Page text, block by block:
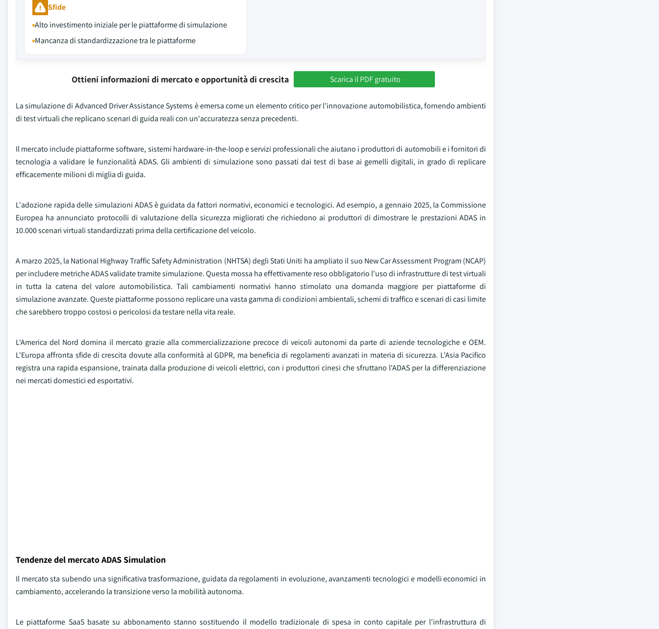
Sfide
Alto investimento iniziale per le piattaforme di simulazione
Mancanza di standardizzazione tra le piattaforme
Ottieni informazioni di mercato e opportunità di crescita Scarica il PDF gratuito
La simulazione di Advanced Driver Assistance Systems è emersa come un elemento critico per l'innovazione automobilistica, fornendo ambienti
di test virtuali che replicano scenari di guida reali con un'accuratezza senza precedenti.
Il mercato include piattaforme software, sistemi hardware-in-the-loop e servizi professionali che aiutano i produttori di automobili e i fornitori di
tecnologia a validare le funzionalità ADAS. Gli ambienti di simulazione sono passati dai test di base ai gemelli digitali, in grado di replicare
efficacemente milioni di miglia di guida.
L'adozione rapida delle simulazioni ADAS è guidata da fattori normativi, economici e tecnologici. Ad esempio, a gennaio 2025, la Commissione
Europea ha annunciato protocolli di valutazione della sicurezza migliorati che richiedono ai produttori di dimostrare le prestazioni ADAS in
10.000 scenari virtuali standardizzati prima della certificazione del veicolo.
A marzo 2025, la National Highway Traffic Safety Administration (NHTSA) degli Stati Uniti ha ampliato il suo New Car Assessment Program (NCAP)
per includere metriche ADAS validate tramite simulazione. Questa mossa ha effettivamente reso obbligatorio l'uso di infrastrutture di test virtuali
in tutta la catena del valore automobilistica. Tali cambiamenti normativi hanno stimolato una domanda maggiore per piattaforme di
simulazione avanzate. Queste piattaforme possono replicare una vasta gamma di condizioni ambientali, schemi di traffico e scenari di casi limite
che sarebbero troppo costosi o pericolosi da testare nella vita reale.
L'America del Nord domina il mercato grazie alla commercializzazione precoce di veicoli autonomi da parte di aziende tecnologiche e OEM.
L'Europa affronta sfide di crescita dovute alla conformità al GDPR, ma beneficia di regolamenti avanzati in materia di sicurezza. L'Asia Pacifico
registra una rapida espansione, trainata dalla produzione di veicoli elettrici, con i produttori cinesi che sfruttano l'ADAS per la differenziazione
nei mercati domestici ed esportativi.
Tendenze del mercato ADAS Simulation
Il mercato sta subendo una significativa trasformazione, guidata da regolamenti in evoluzione, avanzamenti tecnologici e modelli economici in
cambiamento, accelerando la transizione verso la mobilità autonoma.
Le piattaforme SaaS basate su abbonamento stanno sostituendo il modello tradizionale di spesa in conto capitale per l'infrastruttura di